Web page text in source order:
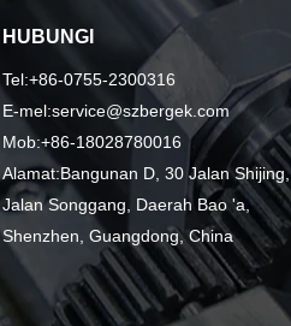
HUBUNGI
Tel:+86-0755-2300316
E-mel:service@szbergek.com
Mob:+86-18028780016
Alamat:Bangunan D, 30 Jalan Shijing,
Jalan Songgang, Daerah Bao 'a,
Shenzhen, Guangdong, China